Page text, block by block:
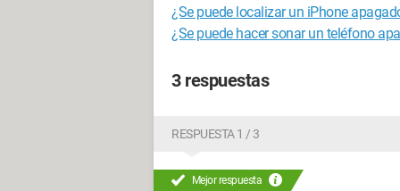
¿Se puede localizar un iPhone
¿Se puede hacer sonar un teléfono
3 respuestas
RESPUESTA 1 / 3
Mejor respuesta